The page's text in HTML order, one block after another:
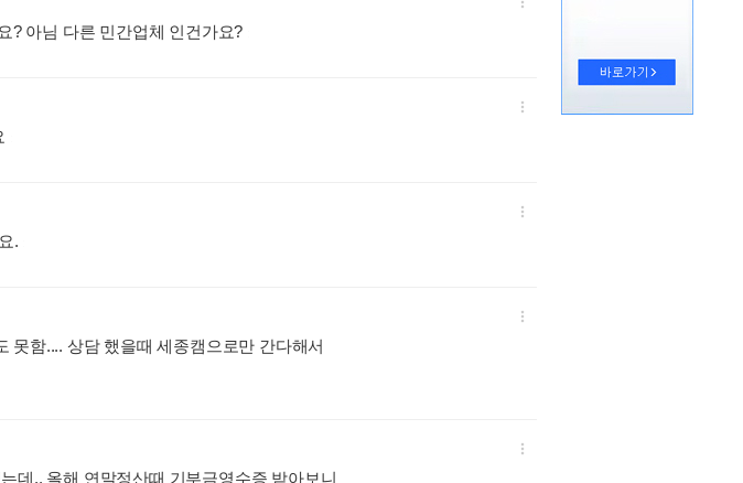
? 아님 다른 민간업체 인건가요?

.

못함.... 상담 했을때 세종캠으로만 간다해서

데.. 올해 연말정산때 기부금영수증 받아보니
